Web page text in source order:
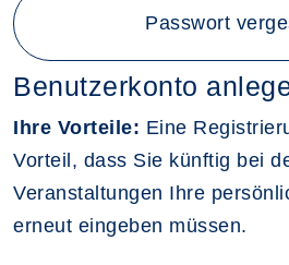
Passwort
Benutzerkonto
Ihre Vorteile: Eine
Vorteil, dass Sie künftig bei
Veranstaltungen Ihre
erneut eingeben müssen.